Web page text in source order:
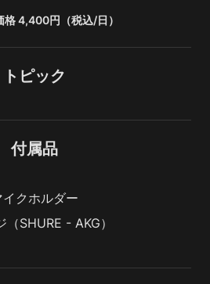
格 4,400円（税込/日）
トピック
付属品
イクホルダー
（SHURE - AKG）